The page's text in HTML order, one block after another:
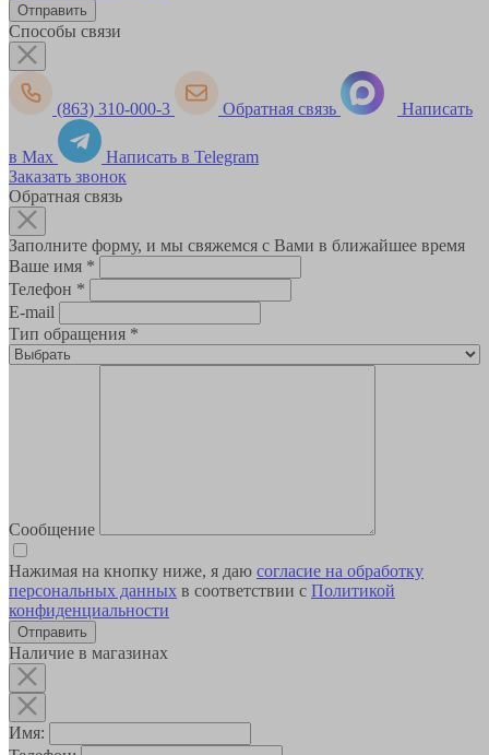
Способы связи
(863) 310-000-3 Обратная связь Написать
в Max
Написать в Telegram
Заказать звонок
Обратная связь
Заполните форму, и мы свяжемся с Вами в ближайшее время
Ваше имя *
Телефон *
E-mail
Тип обращения *
Сообщение
Нажимая на кнопку ниже, я даю согласие на обработку
персональных данных в соответствии с Политикой
конфиденциальности
Наличие в магазинах
Имя: